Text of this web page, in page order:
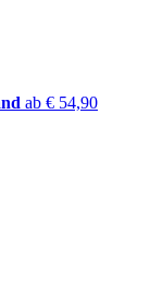
ab € 54,90